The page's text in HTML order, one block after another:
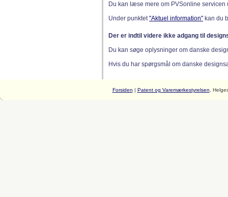
Du kan læse mere om PVSonline
Under punktet"Aktuel information" kan du
Der er indtil videre ikke adgang til
Du kan søge oplysninger om danske
Hvis du har spørgsmål om danske
Forsiden | Patent og Varemærkestyrelsen ,